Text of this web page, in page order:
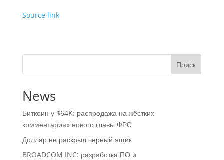
Source link
Поиск
News
Биткоин у $64K: распродажа на жёстких
комментариях нового главы ФРС
Доллар не раскрыл черный ящик
BROADCOM INC: разработка ПО и